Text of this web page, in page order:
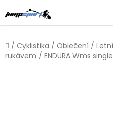
na
obsah
Domů
/ Cyklistika / Oblečení / Letní
rukávem / ENDURA Wms